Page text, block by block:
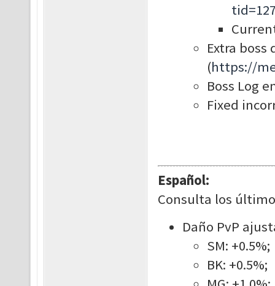
Extra boss
(https://
Boss Log
Fixed
Español:
Consulta los
Daño PvP
SM: +0.5%;
BK: +0.5%;